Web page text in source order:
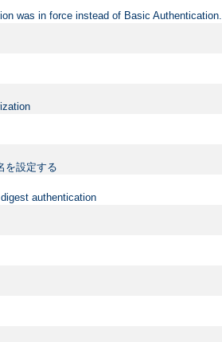
was in force instead of Basic Authentication.
を設定する
authentication